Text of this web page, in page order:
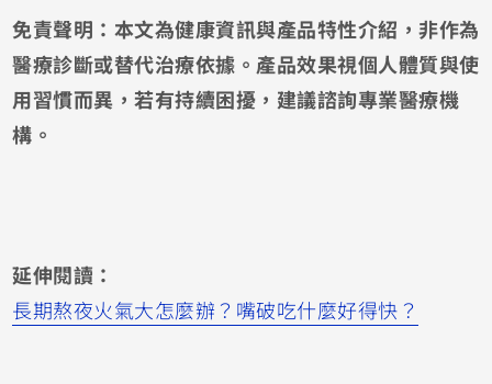
免責聲明：本文為健康資訊與產品特性介紹，非作為
醫療診斷或替代治療依據。產品效果視個人體質與使
用習慣而異，若有持續困擾，建議諮詢專業醫療機
構。
延伸閱讀：
長期熬夜火氣大怎麼辦？嘴破吃什麼好得快？